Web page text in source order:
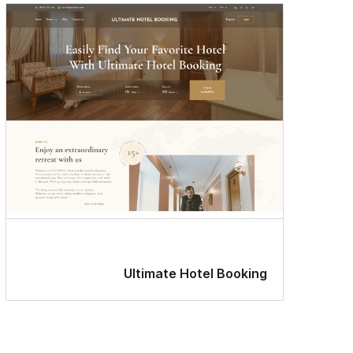
Ultimate Hotel Booking